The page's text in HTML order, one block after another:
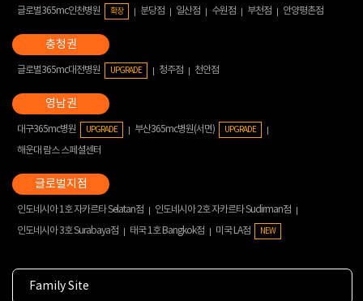
글로벌365mc인천병원 확장 분당점 일산점 수원점 부천점 안양평촌점
글로벌365mc대전병원 UPGRADE 청주점 천안점
대구365mc병원 UPGRADE 부산365mc병원(서면) UPGRADE
해운대 람스 스페셜센터
인도네시아 1호 자카르타 Selatan점
인도네시아 2호 자카르타 Sudirman점
인도네시아 3호 Surabaya점
태국 1호 Bangkok점 미국 LA점 NEW
Family Site